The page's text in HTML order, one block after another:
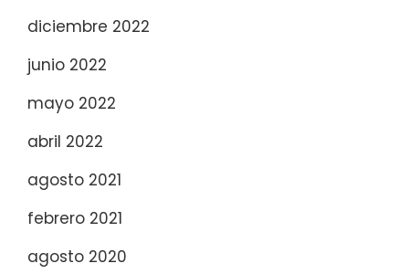
diciembre 2022
junio 2022
mayo 2022
abril 2022
agosto 2021
febrero 2021
agosto 2020